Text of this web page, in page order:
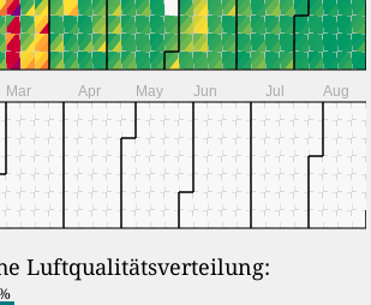
Mar Apr May Jun Jul Aug
Luftqualitätsverteilung: